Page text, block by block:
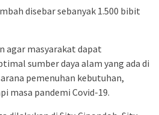
disebar sebanyak 1.500 bibit
agar masyarakat dapat
sumber daya alam yang ada di
pemenuhan kebutuhan,
masa pandemi Covid-19.